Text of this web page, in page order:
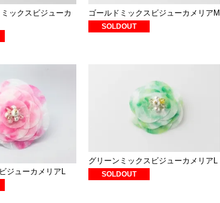
ックスビジューカ
ゴールドミックスビジューカメリアM
SOLDOUT
ジューカメリアL
グリーンミックスビジューカメリアL
SOLDOUT